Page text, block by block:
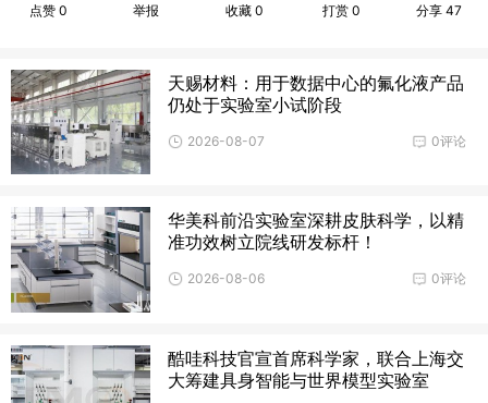
点赞0 举报 收藏 0 打赏0 分享47
天赐材料：用于数据中心的氟化液产品
仍处于实验室小试阶段
0评论
2026-08-07
华美科前沿实验室深耕皮肤科学，以精
准功效树立院线研发标杆！
0评论
2026-08-06
酷哇科技官宣首席科学家，联合上海交
大筹建具身智能与世界模型实验室